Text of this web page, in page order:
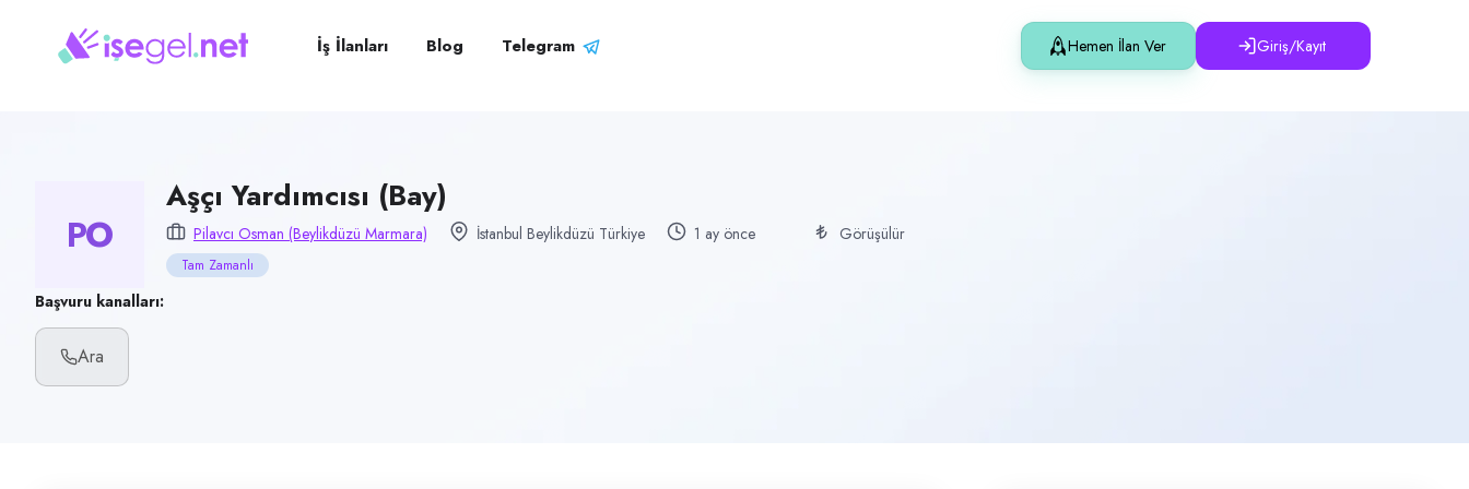
Aşçı Yardımcısı (Bay)
Yiyecek & İçecek (Restoran/Cafe)
Beylikdüzü, İstanbul
Çalışma şekli
Tam Zamanlı · Ofis
Yayın tarihi
6 Temmuz 2026
İş İlanları Blog Telegram Hemen İlan Ver Giriş/Kayıt
PO
Aşçı Yardımcısı (Bay)
Pilavcı Osman (Beylikdüzü Marmara) İstanbul Beylikdüzü Türkiye 1 ay önce Görüşülür
Tam Zamanlı
Başvuru kanalları:
Ara